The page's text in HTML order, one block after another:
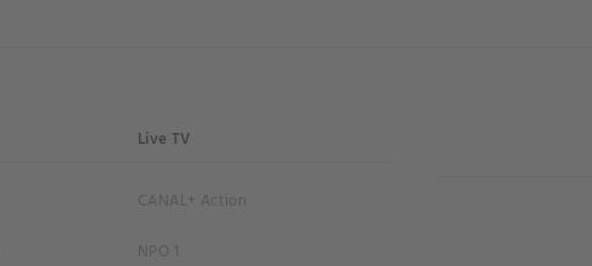
Live TV
CANAL+ Action
NPO 1